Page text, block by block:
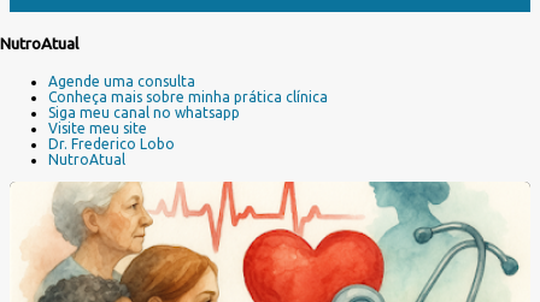
g
NutroAtual
Agende uma consulta
Conheça mais sobre minha prática clínica
Siga meu canal no whatsapp
Visite meu site
Dr. Frederico Lobo
NutroAtual